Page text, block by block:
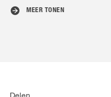
MEER TONEN
Delen